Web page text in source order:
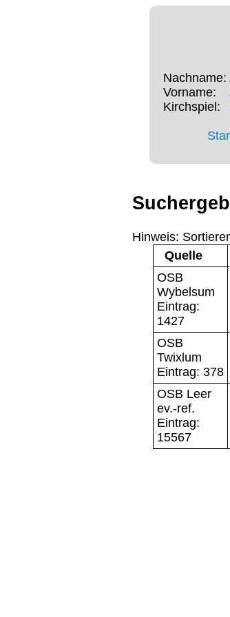
Nachname:
Vorname:
Kirchspiel:
Hinweis:
Quelle
OSB
Wybelsum
Eintrag:
1427
OSB
Twixlum
Eintrag: 378
OSB Leer
ev.-ref.
Eintrag:
15567